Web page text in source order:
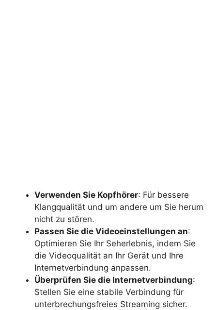
Verwenden Sie Kopfhörer: Für bessere
Klangqualität und um andere um Sie herum
nicht zu stören.
Passen Sie die Videoeinstellungen an:
Optimieren Sie Ihr Seherlebnis, indem Sie
die Videoqualität an Ihr Gerät und Ihre
Internetverbindung anpassen.
Überprüfen Sie die Internetverbindung:
Stellen Sie eine stabile Verbindung für
unterbrechungsfreies Streaming sicher.